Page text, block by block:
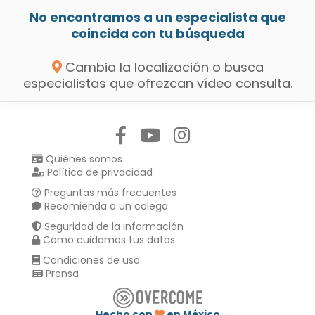
No encontramos a un especialista que
coincida con tu búsqueda
Cambia la localización o busca
especialistas que ofrezcan vídeo consulta.
Quiénes somos
Política de privacidad
Preguntas más frecuentes
Recomienda a un colega
Seguridad de la información
Como cuidamos tus datos
Condiciones de uso
Prensa